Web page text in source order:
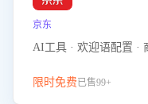
京东
AI工具 · 欢迎语配置 ·
限时免费已售99+